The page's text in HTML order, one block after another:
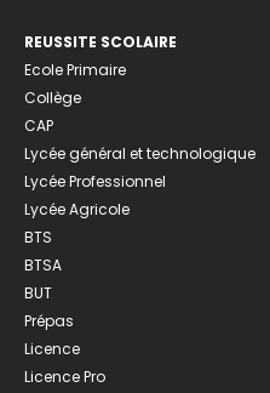
REUSSITE SCOLAIRE
Ecole Primaire
Collège
CAP
Lycée général et technologique
Lycée Professionnel
Lycée Agricole
BTS
BTSA
BUT
Prépas
Licence
Licence Pro